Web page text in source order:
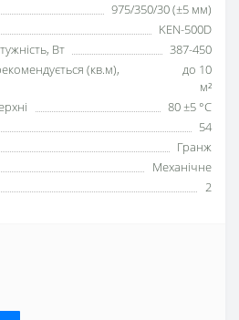
975/350/30 (±5 мм)
KEN-500D
Вт
387-450
(кв.м),
до 10
м²
80 ±5 °С
54
Гранж
Механічне
2